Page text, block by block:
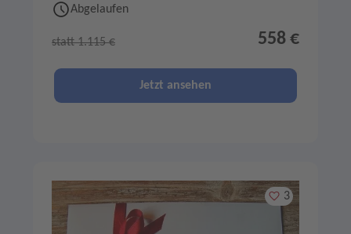
Abgelaufen
statt 1.115 € 558 €
Jetzt ansehen
Merken
3